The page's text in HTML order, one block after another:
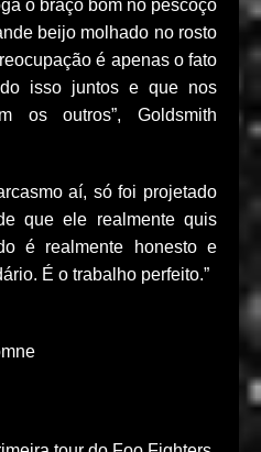
o braço bom no pescoço
beijo molhado no rosto
é apenas o fato
isso juntos e que nos
os outros”, Goldsmith
aí, só foi projetado
que ele realmente quis
é realmente honesto e
É o trabalho perfeito.”